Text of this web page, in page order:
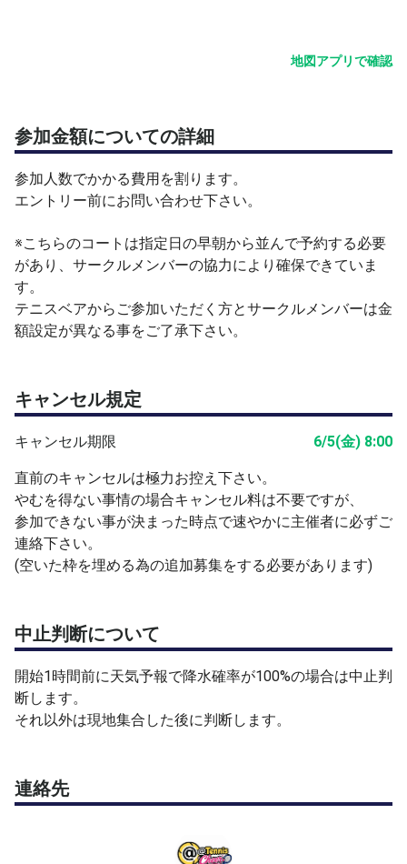
ートをお知らせします。
(案内は直前に送りますので当日は準備運動を済ませてか
☑️ボールはこちらで準備します。
⚠️保険には加入しておりません。プレイ中の怪我等につい
ては各自で対応をお願います。
【天王町南公園テニスコート情報】
・天王町駅から平坦な道のりで徒歩数分
・駐車場はありませんが、近隣に上限ありの時間貸し駐車
・各コートに屋根つきのベンチあり
・公園内に更衣室とトイレあり
・すぐ近くに飲み物の自動販売機やコンビニあり
・入口は公園から出入りできるAコート横とBCコート後ろ
側の2ヵ所のみです(他は施錠されていて使用できません)
※BCDコート使用時に途中で出入りする場合はBC後ろの扉
レイを妨げないようご配慮をお願いします(横切る場合や
ボール拾いはタイミングにご注意下さい)
【注意事項】
・キャンセルはやむを得ない事情が発生した場合のみとし
てください。
いただく場合があります。
(頻繁には参加申請を確認できない為、単純にリアクショ
・参加申請時の入力項目を正確に記載されてない場合は承
地図アプリで確認
参加金額についての詳細
参加人数でかかる費用を割ります。
エントリー前にお問い合わせ下さい。
※こちらのコートは指定日の早朝から並んで予約する必要
があり、サークルメンバーの協力により確保できていま
す。
テニスベアからご参加いただく方とサークルメンバーは金
額設定が異なる事をご了承下さい。
キャンセル規定
キャンセル期限 6/5(金) 8:00
直前のキャンセルは極力お控え下さい。
やむを得ない事情の場合キャンセル料は不要ですが、
参加できない事が決まった時点で速やかに主催者に必ずご
連絡下さい。
(空いた枠を埋める為の追加募集をする必要があります)
中止判断について
開始1時間前に天気予報で降水確率が100%の場合は中止判
断します。
それ以外は現地集合した後に判断します。
連絡先